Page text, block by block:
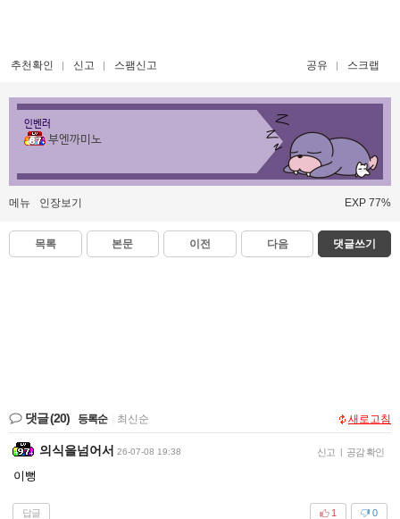
추천확인 신고 스팸신고 공유 스크랩
인벤러
부엔까미노
메뉴 인장보기 EXP 77%
목록 본문 이전 다음 댓글쓰기
댓글(20) 등록순 최신순 새로고침
의식을넘어서 26-07-08 19:38 신고 | 공감 확인
이뻥
답글 0
1